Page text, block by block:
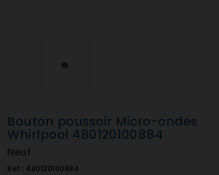
Bouton poussoir Micro-ondes
Whirlpool 480120100884
Neuf
Ref : 480120100884